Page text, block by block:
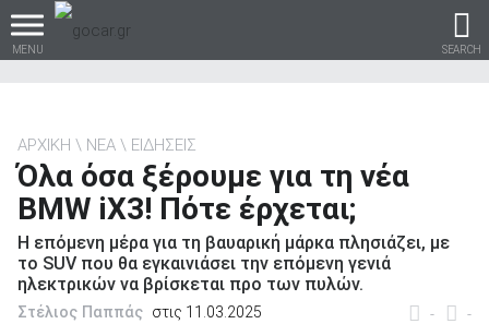
MENU SEARCH
Βρες τα πάντα για το
αυτοκίνητο!
ΑΡΧΙΚΗ ΝΕΑ ΕΙΔΗΣΕΙΣ
Όλα όσα ξέρουμε για τη νέα
BMW iX3! Πότε έρχεται;
Η επόμενη μέρα για τη βαυαρική μάρκα πλησιάζει, με
το SUV που θα εγκαινιάσει την επόμενη γενιά
ηλεκτρικών να βρίσκεται προ των πυλών.
- -
Στέλιος Παππάς στις 11.03.2025